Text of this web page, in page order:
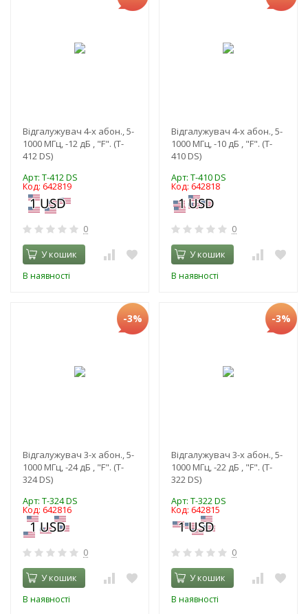
Відгалужувач 4-х абон., 5-
1000 МГц, -12 дБ , "F". (T-
412 DS)
Арт: T-412 DS
Код: 642819
0
У кошик
В наявності
Відгалужувач 4-х абон., 5-
1000 МГц, -10 дБ , "F". (T-
410 DS)
Арт: T-410 DS
Код: 642818
0
У кошик
В наявності
-3%
Відгалужувач 3-х абон., 5-
1000 МГц, -24 дБ , "F". (T-
324 DS)
Арт: T-324 DS
Код: 642816
0
У кошик
В наявності
-3%
Відгалужувач 3-х абон., 5-
1000 МГц, -22 дБ , "F". (T-
322 DS)
Арт: T-322 DS
Код: 642815
0
У кошик
В наявності